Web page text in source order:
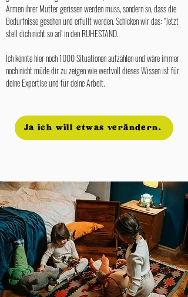
Armen ihrer Mutter gerissen werden muss, sondern so, dass die
Bedürfnisse gesehen und erfüllt werden. Schicken wir das: "Jetzt
stell dich nicht so an" in den RUHESTAND.
Ich könnte hier noch 1000 Situationen aufzählen und wäre immer
noch nicht müde dir zu zeigen wie wertvoll dieses Wissen ist für
deine Expertise und für deine Arbeit.
Ja ich will etwas verändern.